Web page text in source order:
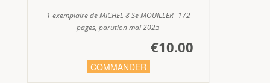
1 exemplaire de MICHEL 8 Se MOUILLER- 172
pages, parution mai 2025
€10.00